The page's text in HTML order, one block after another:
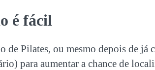
é fácil
de Pilates, ou mesmo depois de já
para aumentar a chance de